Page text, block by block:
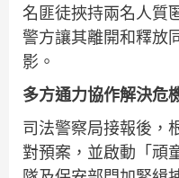
名匪徒挾持兩名人質
警方讓其離開和釋放
影。
多方通力協作解決危
司法警察局接報後，
對預案，並啟動「頑